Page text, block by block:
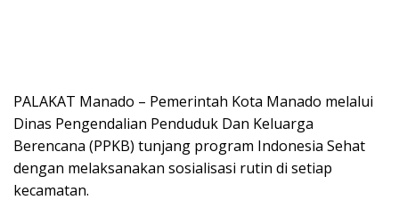
PALAKAT Manado – Pemerintah Kota Manado melalui
Dinas Pengendalian Penduduk Dan Keluarga
Berencana (PPKB) tunjang program Indonesia Sehat
dengan melaksanakan sosialisasi rutin di setiap
kecamatan.